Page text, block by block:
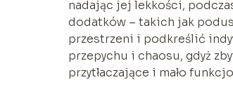
nadając jej lekkości,
dodatków – takich jak
przestrzeni i podkreślić
przepychu i chaosu, gdyż
przytłaczające i mało